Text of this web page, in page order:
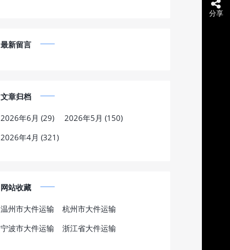
最新留言
文章归档
2026年6月 (29)
2026年5月 (150)
2026年4月 (321)
网站收藏
温州市大件运输
杭州市大件运输
宁波市大件运输
浙江省大件运输
分享